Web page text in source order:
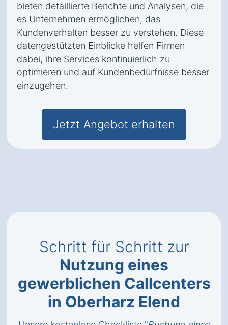
bieten detaillierte Berichte und Analysen, die
es Unternehmen ermöglichen, das
Kundenverhalten besser zu verstehen. Diese
datengestützten Einblicke helfen Firmen
dabei, ihre Services kontinuierlich zu
optimieren und auf Kundenbedürfnisse besser
einzugehen.
Jetzt Angebot erhalten
Schritt für Schritt zur
Nutzung eines
gewerblichen Callcenters
in Oberharz Elend